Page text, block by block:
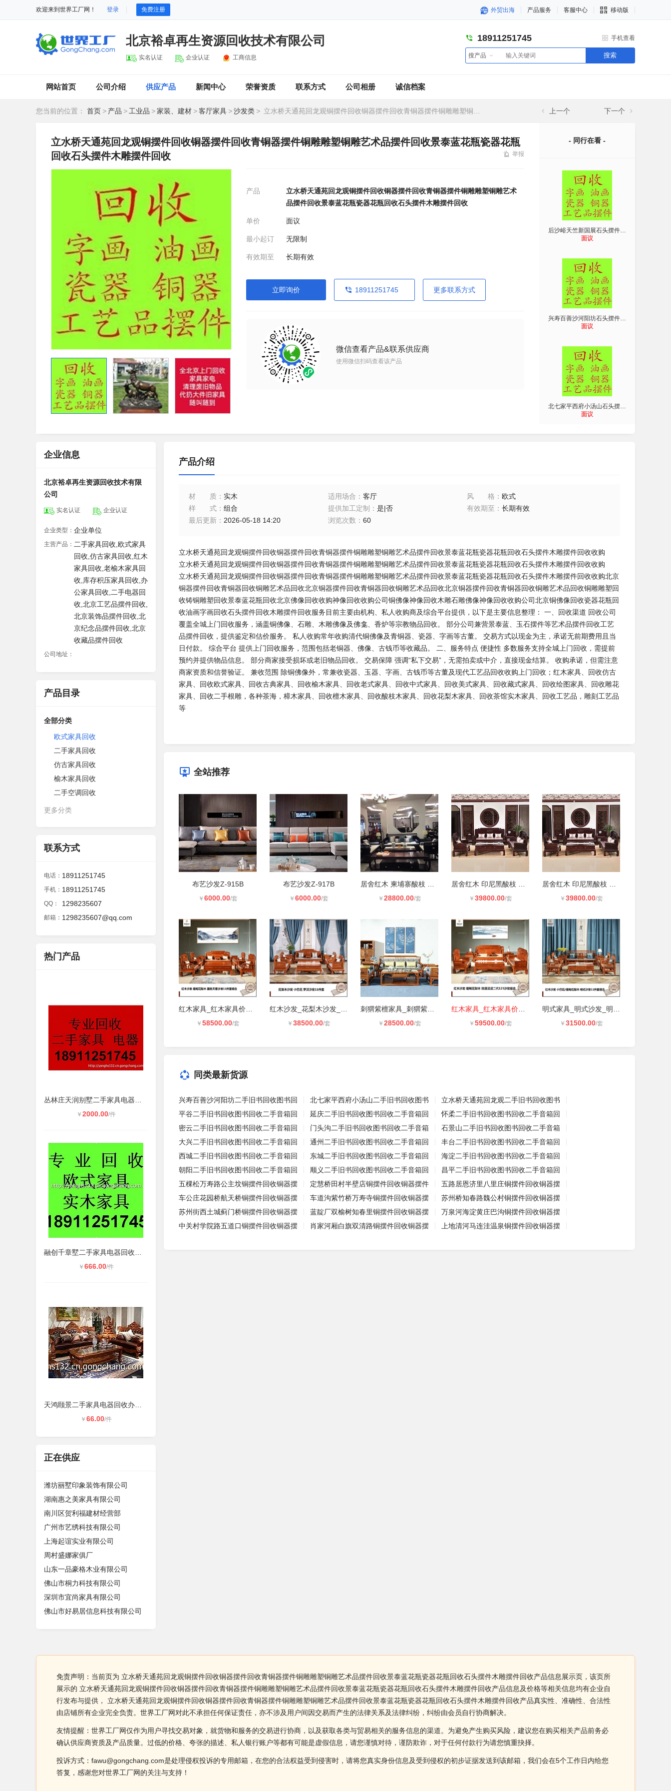
欢迎来到世界工厂网！ 登录 免费注册 外贸出海 产品服务 客服中心 移动版
北京裕卓再生资源回收技术有限公司
实名认证 企业认证 工商信息
18911251745 手机查看
搜产品 搜索
网站首页 公司介绍 供应产品 新闻中心 荣誉资质 联系方式 公司相册 诚信档案
您当前的位置： 首页 > 产品 > 工业品 >家装、建材 >客厅家具 >沙发类 > 立水桥天通苑回龙观铜摆件回收铜器摆件回收青铜器摆件铜雕雕塑铜雕艺术品摆件回收景泰蓝花瓶瓷器花瓶回收石头摆件木雕摆件回收 上一个 下一个
立水桥天通苑回龙观铜摆件回收铜器摆件回收青铜器摆件铜雕雕塑铜雕艺术品摆件回收景泰蓝花瓶瓷器花瓶
回收石头摆件木雕摆件回收
举报
产品
立水桥天通苑回龙观铜摆件回收铜器摆件回收青铜器摆件铜雕雕塑铜雕艺术
品摆件回收景泰蓝花瓶瓷器花瓶回收石头摆件木雕摆件回收
单价 面议
最小起订 无限制
有效期至 长期有效
立即询价 18911251745 更多联系方式
微信查看产品&联系供应商
使用微信扫码查看该产品
- 同行在看 -
后沙峪天竺新国展石头摆件回收奇石摆
面议
兴寿百善沙河阳坊石头摆件回收奇石摆
面议
北七家平西府小汤山石头摆件回收奇石
面议
企业信息
北京裕卓再生资源回收技术有限
公司
实名认证 企业认证
企业类型： 企业单位
主营产品： 二手家具回收,欧式家具
回收,仿古家具回收,红木
家具回收,老榆木家具回
收,库存积压家具回收,办
公家具回收,二手电器回
收,北京工艺品摆件回收,
北京装饰品摆件回收,北
京纪念品摆件回收,北京
收藏品摆件回收
公司地址：
产品目录
全部分类
欧式家具回收
二手家具回收
仿古家具回收
榆木家具回收
二手空调回收
更多分类
联系方式
电话： 18911251745
手机： 18911251745
QQ： 1298235607
邮箱： 1298235607@qq.com
热门产品
￥ 2000.00/件
￥ 666.00/件
￥ 66.00/件
正在供应
潍坊丽墅印象装饰有限公司
湖南惠之美家具有限公司
南川区贺利福建材经营部
广州市艺绣科技有限公司
上海起谊实业有限公司
周村盛娜家俱厂
山东一品豪格木业有限公司
佛山市桐力科技有限公司
深圳市宜尚家具有限公司
佛山市好易居信息科技有限公司
产品介绍
材质 ： 实木 适用场合 ： 客厅 风格 ：欧式
样式 ： 组合 提供加工定制 ： 是|否 有效期至 ：长期有效
最后更新 ： 2026-05-18 14:20 浏览次数 ： 60
立水桥天通苑回龙观铜摆件回收铜器摆件回收青铜器摆件铜雕雕塑铜雕艺术品摆件回收景泰蓝花瓶瓷器花瓶回收石头摆件木雕摆件回收收购
立水桥天通苑回龙观铜摆件回收铜器摆件回收青铜器摆件铜雕雕塑铜雕艺术品摆件回收景泰蓝花瓶瓷器花瓶回收石头摆件木雕摆件回收收购
立水桥天通苑回龙观铜摆件回收铜器摆件回收青铜器摆件铜雕雕塑铜雕艺术品摆件回收景泰蓝花瓶瓷器花瓶回收石头摆件木雕摆件回收收购北京
铜器摆件回收青铜器回收铜雕艺术品回收北京铜器摆件回收青铜器回收铜雕艺术品回收北京铜器摆件回收青铜器回收铜雕艺术品回收铜雕雕塑回
收铸铜雕塑回收景泰蓝花瓶回收北京佛像回收收购神像回收收购公司铜佛像神像回收木雕石雕佛像神像回收收购公司北京铜佛像回收瓷器花瓶回
收油画字画回收石头摆件回收木雕摆件回收服务目前主要由机构、私人收购商及综合平台提供，以下是主要信息整理： 一、回收渠道 回收公司‌
覆盖全城上门回收服务，涵盖铜佛像、石雕、木雕佛像及佛龛、香炉等宗教物品回收。 部分公司兼营景泰蓝、玉石摆件等艺术品摆件回收工艺
品摆件回收，提供鉴定和估价服务。 ‌私人收购‌常年收购清代铜佛像及青铜器、瓷器、字画等古董。 交易方式以现金为主，承诺无前期费用且当
日付款。 ‌综合平台‌ 提供上门回收服务，范围包括老铜器、佛像、古钱币等收藏品。 二、服务特点 ‌便捷性‌ 多数服务支持全城上门回收，需提前
预约并提供物品信息。 部分商家接受损坏或老旧物品回收。 ‌交易保障‌ 强调“私下交易”，无需拍卖或中介，直接现金结算。 收购承诺，但需注意
商家资质和信誉验证。 ‌兼收范围‌ 除铜佛像外，常兼收瓷器、玉器、字画、古钱币等古董及现代工艺品回收收购上门回收；红木家具、回收仿古
家具、回收欧式家具、回收古典家具、回收榆木家具、回收老式家具、回收中式家具、回收美式家具、回收藏式家具、回收绘图家具、回收雕花
家具、回收二手根雕，各种茶海，樟木家具、回收檀木家具、回收酸枝木家具、回收花梨木家具、回收茶馆实木家具、回收工艺品，雕刻工艺品
等
全站推荐
布艺沙发Z-915B
￥ 6000.00/套
布艺沙发Z-917B
￥ 6000.00/套 ￥ 28800.00/套 ￥ 39800.00/套 ￥ 39800.00/套
￥ 58500.00/套 ￥ 38500.00/套 ￥ 28500.00/套 ￥ 59500.00/套 ￥ 31500.00/套
同类最新货源
兴寿百善沙河阳坊二手旧书回收图书回 北七家平西府小汤山二手旧书回收图书
立水桥天通苑回龙观二手旧书回收图书
平谷二手旧书回收图书回收二手音箱回
延庆二手旧书回收图书回收二手音箱回
怀柔二手旧书回收图书回收二手音箱回
密云二手旧书回收图书回收二手音箱回
门头沟二手旧书回收图书回收二手音箱
石景山二手旧书回收图书回收二手音箱
大兴二手旧书回收图书回收二手音箱回
通州二手旧书回收图书回收二手音箱回
丰台二手旧书回收图书回收二手音箱回
西城二手旧书回收图书回收二手音箱回
东城二手旧书回收图书回收二手音箱回
海淀二手旧书回收图书回收二手音箱回
朝阳二手旧书回收图书回收二手音箱回
顺义二手旧书回收图书回收二手音箱回
昌平二手旧书回收图书回收二手音箱回
五棵松万寿路公主坟铜摆件回收铜器摆
定慧桥田村半壁店铜摆件回收铜器摆件
五路居恩济里八里庄铜摆件回收铜器摆
车公庄花园桥航天桥铜摆件回收铜器摆
车道沟紫竹桥万寿寺铜摆件回收铜器摆
苏州桥知春路魏公村铜摆件回收铜器摆
苏州街西土城蓟门桥铜摆件回收铜器摆
蓝靛厂双榆树知春里铜摆件回收铜器摆
万泉河海淀黄庄巴沟铜摆件回收铜器摆
中关村学院路五道口铜摆件回收铜器摆
肖家河厢白旗双清路铜摆件回收铜器摆 上地清河马连洼温泉铜摆件回收铜器摆
免责声明：当前页为 立水桥天通苑回龙观铜摆件回收铜器摆件回收青铜器摆件铜雕雕塑铜雕艺术品摆件回收景泰蓝花瓶瓷器花瓶回收石头摆件木雕摆件回收产品信息展示页，该页所
展示的 立水桥天通苑回龙观铜摆件回收铜器摆件回收青铜器摆件铜雕雕塑铜雕艺术品摆件回收景泰蓝花瓶瓷器花瓶回收石头摆件木雕摆件回收产品信息及价格等相关信息均有企业自
行发布与提供， 立水桥天通苑回龙观铜摆件回收铜器摆件回收青铜器摆件铜雕雕塑铜雕艺术品摆件回收景泰蓝花瓶瓷器花瓶回收石头摆件木雕摆件回收产品真实性、准确性、合法性
由店铺所有企业完全负责。世界工厂网对此不承担任何保证责任，亦不涉及用户间因交易而产生的法律关系及法律纠纷，纠纷由会员自行协商解决。
友情提醒：世界工厂网仅作为用户寻找交易对象，就货物和服务的交易进行协商，以及获取各类与贸易相关的服务信息的渠道。为避免产生购买风险，建议您在购买相关产品前务必
确认供应商资质及产品质量。过低的价格、夸张的描述、私人银行账户等都有可能是虚假信息，请您谨慎对待，谨防欺诈，对于任何付款行为请您慎重抉择。
投诉方式：fawu@gongchang.com是处理侵权投诉的专用邮箱，在您的合法权益受到侵害时，请将您真实身份信息及受到侵权的初步证据发送到该邮箱，我们会在5个工作日内给您
答复，感谢您对世界工厂网的关注与支持！